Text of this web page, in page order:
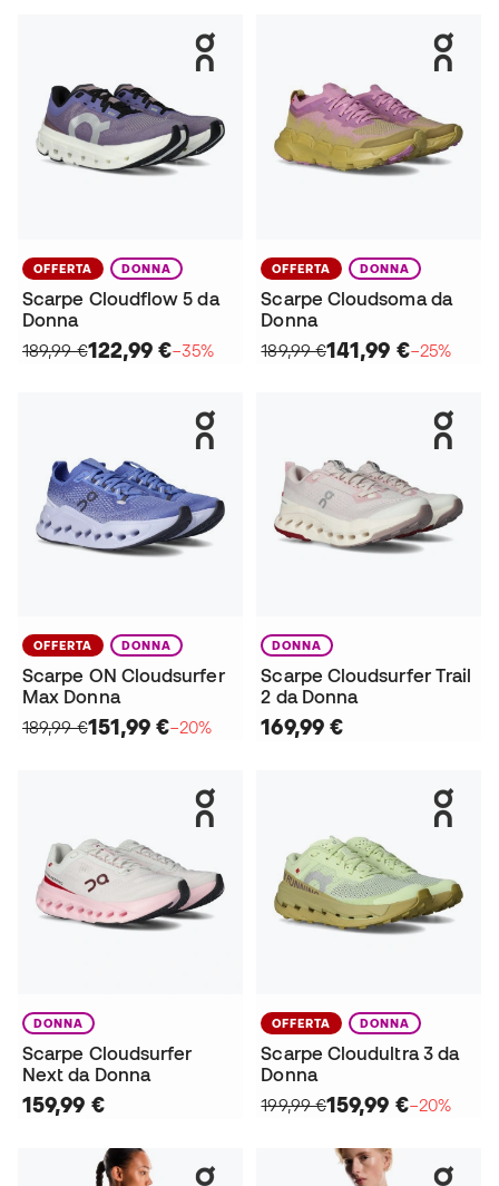
OFFERTA DONNA
Scarpe Cloudflow 5 da
Donna
189,99 €122,99 €−35%
OFFERTA DONNA
Scarpe Cloudsoma da
Donna
189,99 €141,99 €−25%
OFFERTA DONNA
Scarpe ON Cloudsurfer
Max Donna
189,99 €151,99 €−20%
DONNA
Scarpe Cloudsurfer Trail
2 da Donna
169,99 €
DONNA
Scarpe Cloudsurfer
Next da Donna
159,99 €
OFFERTA DONNA
Scarpe Cloudultra 3 da
Donna
199,99 €159,99 €−20%